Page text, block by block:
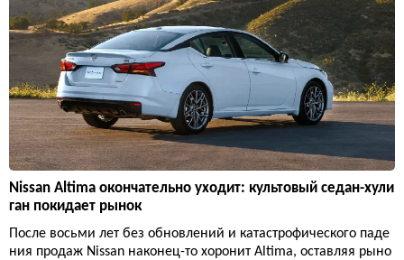
Nissan Altima окончательно уходит: культовый седан-хули
ган покидает рынок
После восьми лет без обновлений и катастрофического паде
ния продаж Nissan наконец-то хоронит Altima, оставляя рыно